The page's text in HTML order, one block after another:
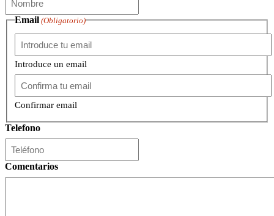
Email (Obligatorio)
Introduce un email
Confirmar email
Telefono
Comentarios